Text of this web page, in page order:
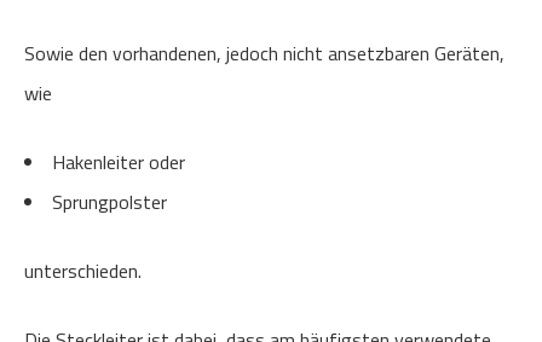
Sowie den vorhandenen, jedoch nicht ansetzbaren Geräten,
wie
Hakenleiter oder
Sprungpolster
unterschieden.